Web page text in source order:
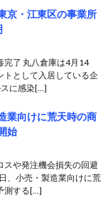
京・江東区の事業所
完了 丸八倉庫は4月14
トとして入居している企
に感染[…]
業向けに荒天時の商
始
スや発注機会損失の回避
、小売・製造業向けに荒
測する[…]